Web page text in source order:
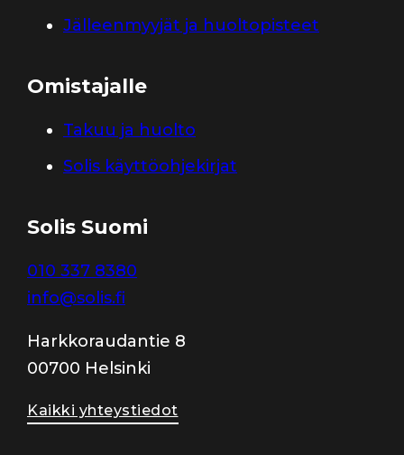
Jälleenmyyjät ja huoltopisteet
Omistajalle
Takuu ja huolto
Solis käyttöohjekirjat
Solis Suomi
010 337 8380
info@solis.fi
Harkkoraudantie 8
00700 Helsinki
Kaikki yhteystiedot